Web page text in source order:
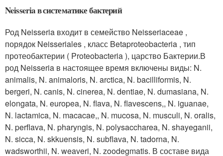
Neisseria в систематике бактерий
Род Neisseria входит в семейство Neisseriaceae ,
порядок Neisseriales , класс Betaproteobacteria , тип
протеобактерии ( Proteobacteria ), царство Бактерии.В
род Neisseria в настоящее время включены виды: N.
animalis, N. animaloris, N. arctica, N. bacilliformis, N.
bergeri, N. canis, N. cinerea, N. dentiae, N. dumasiana, N.
elongata, N. europea, N. flava, N. flavescens,, N. iguanae,
N. lactamica, N. macacae,, N. mucosa, N. musculi, N. oralis,
N. perflava, N. pharyngis, N. polysaccharea, N. shayeganii,
N. sicca, N. skkuensis, N. subflava, N. tadorna, N.
wadsworthii, N. weaveri, N. zoodegmatis. В составе вида